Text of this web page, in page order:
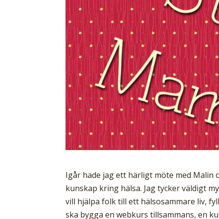
Igår hade jag ett härligt möte med Malin
kunskap kring hälsa. Jag tycker väldigt
vill hjälpa folk till ett hälsosammare liv,
ska bygga en webkurs tillsammans, en